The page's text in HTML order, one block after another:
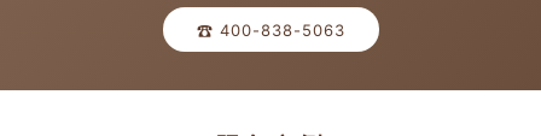
☎ 400-838-5063